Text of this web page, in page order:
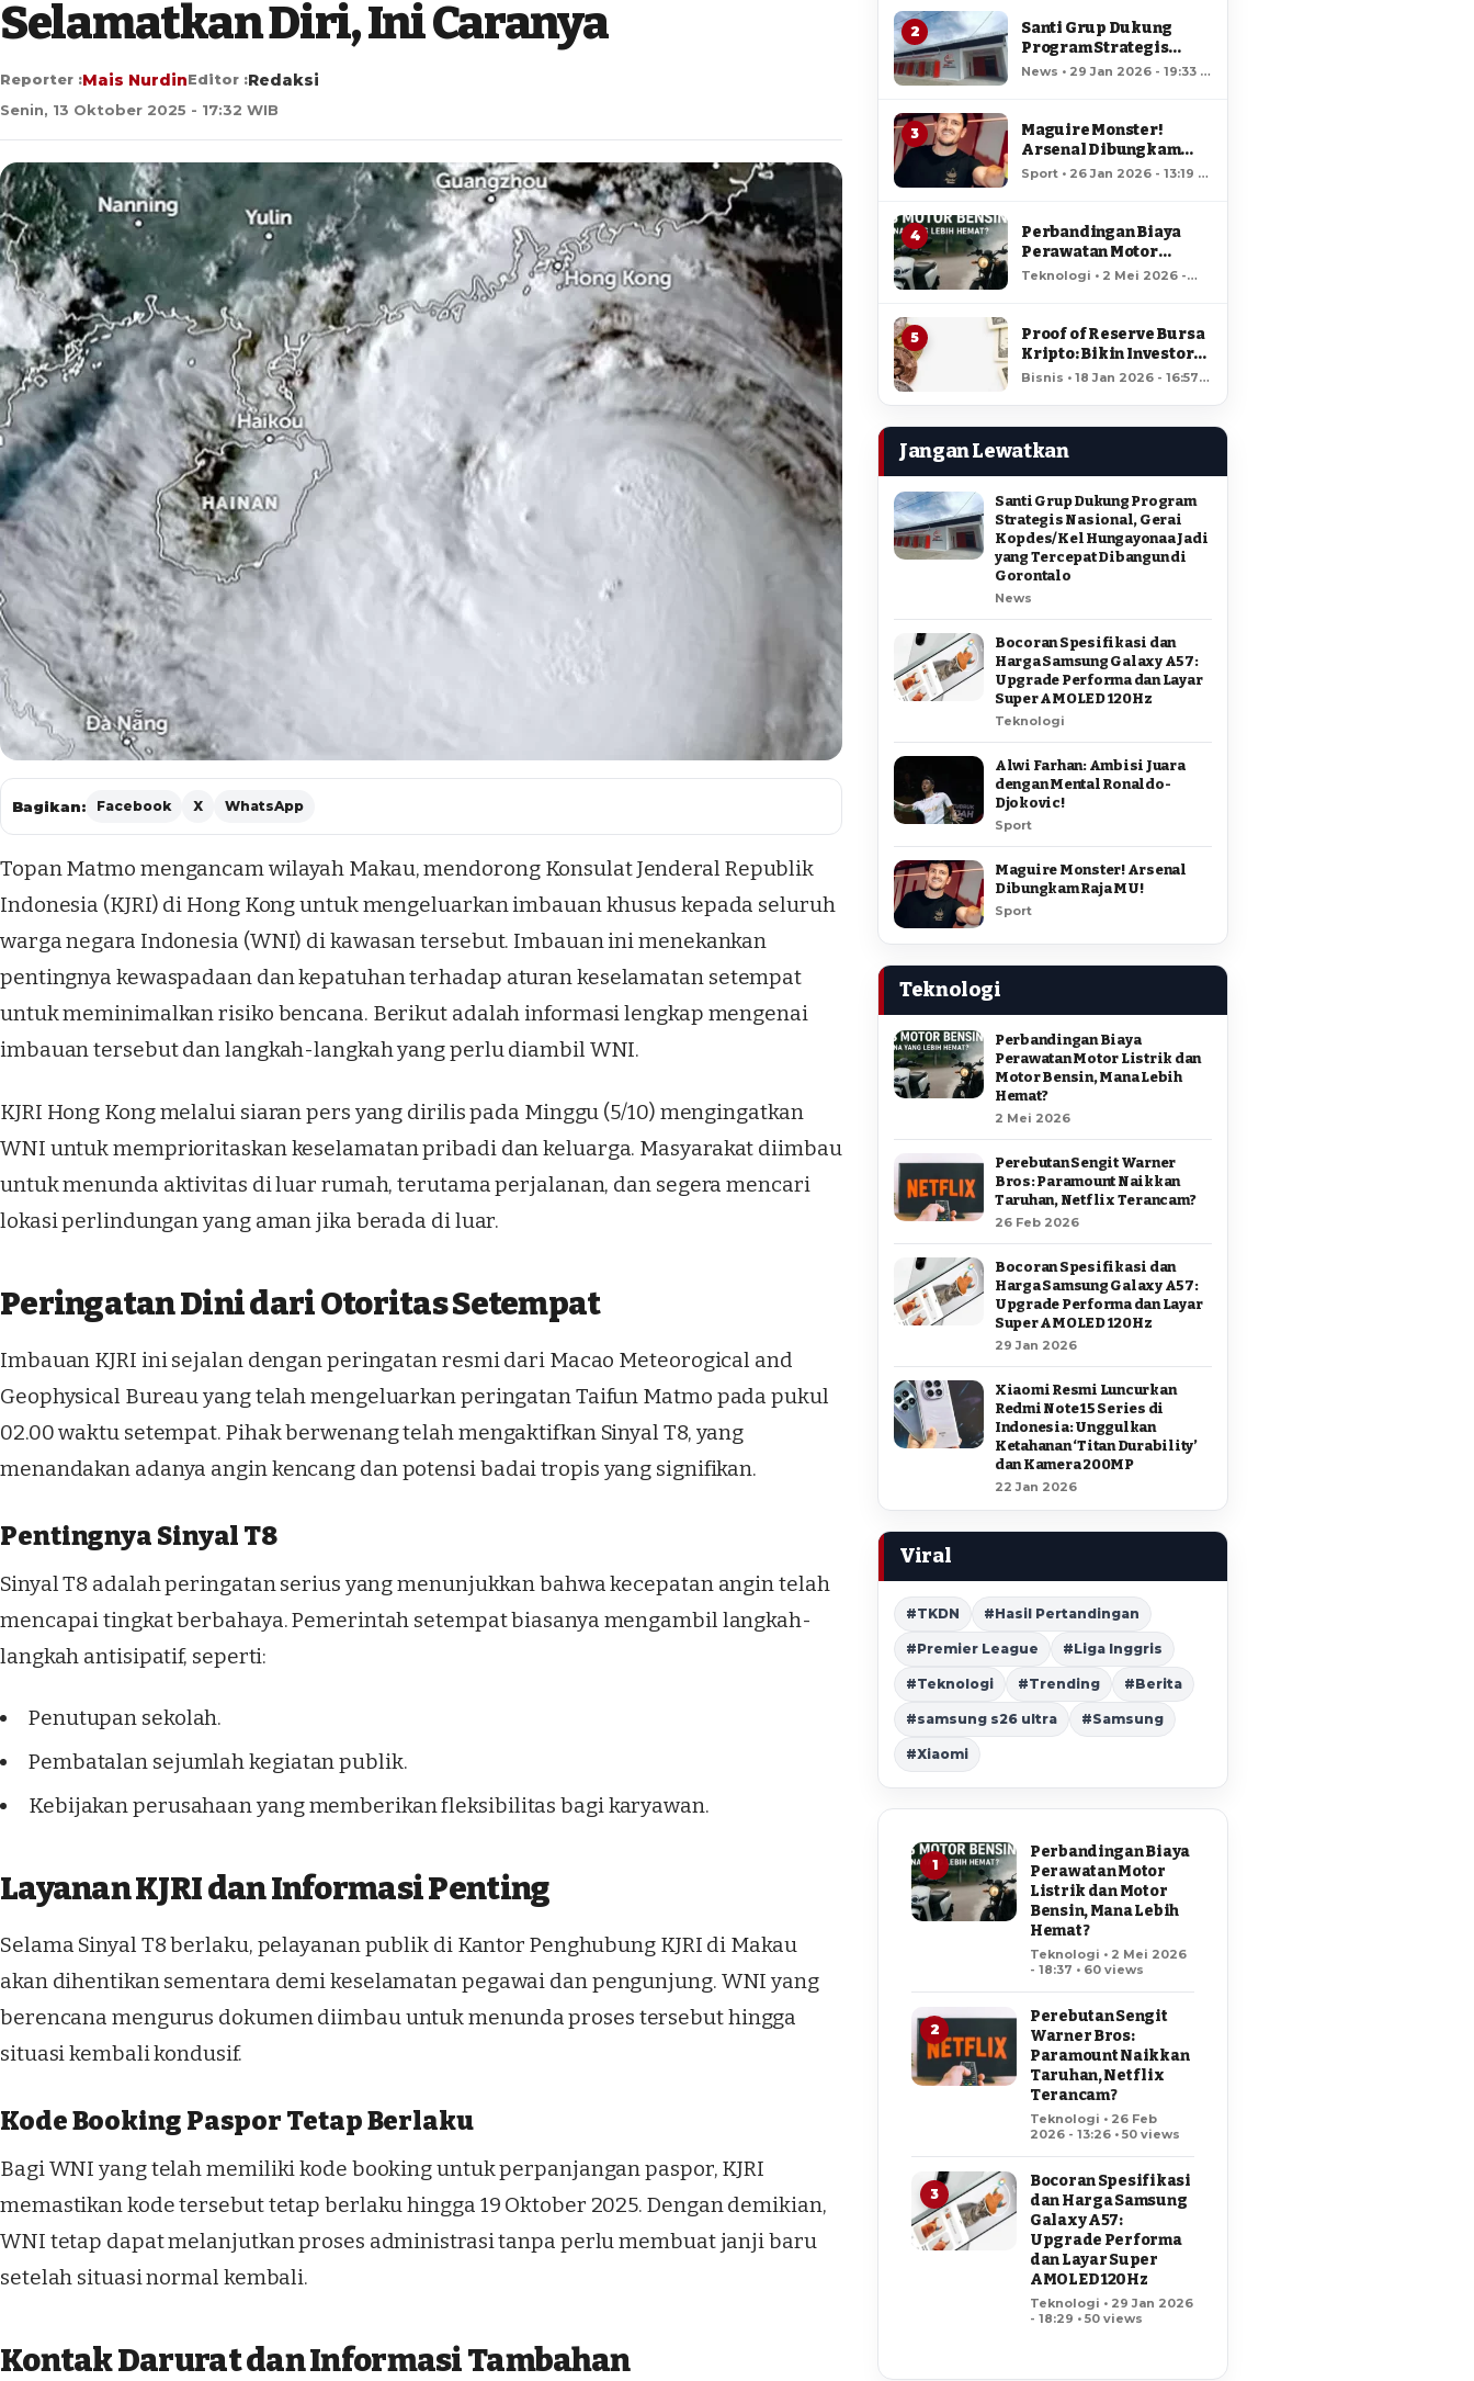
Selamatkan Diri, Ini Caranya
Reporter :Mais NurdinEditor :Redaksi
Senin, 13 Oktober 2025 - 17:32 WIB
Bagikan: Facebook X WhatsApp
Topan Matmo mengancam wilayah Makau, mendorong Konsulat Jenderal Republik
Indonesia (KJRI) di Hong Kong untuk mengeluarkan imbauan khusus kepada seluruh
warga negara Indonesia (WNI) di kawasan tersebut. Imbauan ini menekankan
pentingnya kewaspadaan dan kepatuhan terhadap aturan keselamatan setempat
untuk meminimalkan risiko bencana. Berikut adalah informasi lengkap mengenai
imbauan tersebut dan langkah-langkah yang perlu diambil WNI.
KJRI Hong Kong melalui siaran pers yang dirilis pada Minggu (5/10) mengingatkan
WNI untuk memprioritaskan keselamatan pribadi dan keluarga. Masyarakat diimbau
untuk menunda aktivitas di luar rumah, terutama perjalanan, dan segera mencari
lokasi perlindungan yang aman jika berada di luar.
Peringatan Dini dari Otoritas Setempat
Imbauan KJRI ini sejalan dengan peringatan resmi dari Macao Meteorogical and
Geophysical Bureau yang telah mengeluarkan peringatan Taifun Matmo pada pukul
02.00 waktu setempat. Pihak berwenang telah mengaktifkan Sinyal T8, yang
menandakan adanya angin kencang dan potensi badai tropis yang signifikan.
Pentingnya Sinyal T8
Sinyal T8 adalah peringatan serius yang menunjukkan bahwa kecepatan angin telah
mencapai tingkat berbahaya. Pemerintah setempat biasanya mengambil langkah-
langkah antisipatif, seperti:
Penutupan sekolah.
Pembatalan sejumlah kegiatan publik.
Kebijakan perusahaan yang memberikan fleksibilitas bagi karyawan.
Layanan KJRI dan Informasi Penting
Selama Sinyal T8 berlaku, pelayanan publik di Kantor Penghubung KJRI di Makau
akan dihentikan sementara demi keselamatan pegawai dan pengunjung. WNI yang
berencana mengurus dokumen diimbau untuk menunda proses tersebut hingga
situasi kembali kondusif.
Kode Booking Paspor Tetap Berlaku
Bagi WNI yang telah memiliki kode booking untuk perpanjangan paspor, KJRI
memastikan kode tersebut tetap berlaku hingga 19 Oktober 2025. Dengan demikian,
WNI tetap dapat melanjutkan proses administrasi tanpa perlu membuat janji baru
setelah situasi normal kembali.
Kontak Darurat dan Informasi Tambahan
2
Santi Grup Dukung
Program Strategis
Nasional, Gerai
Tercepat Dibangun di
Gorontalo
News • 29 Jan 2026 - 19:33 •
3
Maguire Monster!
Arsenal Dibungkam
Raja MU!
Sport • 26 Jan 2026 - 13:19 •
4
Perbandingan Biaya
Perawatan Motor
Listrik dan Motor
Teknologi • 2 Mei 2026 -
5
Proof of Reserve Bursa
Kripto: Bikin Investor
Kaya Raya?
Bisnis • 18 Jan 2026 - 16:57 •
Jangan Lewatkan
Santi Grup Dukung Program
Strategis Nasional, Gerai
Kopdes/Kel Hungayonaa Jadi
yang Tercepat Dibangun di
Gorontalo
News
Bocoran Spesifikasi dan
Harga Samsung Galaxy A57:
Upgrade Performa dan Layar
Super AMOLED 120Hz
Teknologi
Alwi Farhan: Ambisi Juara
dengan Mental Ronaldo-
Djokovic!
Sport
Maguire Monster! Arsenal
Dibungkam Raja MU!
Sport
Teknologi
Perbandingan Biaya
Perawatan Motor Listrik dan
Motor Bensin, Mana Lebih
Hemat?
2 Mei 2026
Perebutan Sengit Warner
Bros: Paramount Naikkan
Taruhan, Netflix Terancam?
26 Feb 2026
Bocoran Spesifikasi dan
Harga Samsung Galaxy A57:
Upgrade Performa dan Layar
Super AMOLED 120Hz
29 Jan 2026
Xiaomi Resmi Luncurkan
Redmi Note 15 Series di
Indonesia: Unggulkan
Ketahanan ‘Titan Durability’
dan Kamera 200MP
22 Jan 2026
Viral
#TKDN #Hasil Pertandingan
#Premier League #Liga Inggris
#Teknologi #Trending #Berita
#samsung s26 ultra #Samsung
#Xiaomi
1
Perbandingan Biaya
Perawatan Motor
Listrik dan Motor
Bensin, Mana Lebih
Hemat?
Teknologi • 2 Mei 2026
- 18:37 • 60 views
2
Perebutan Sengit
Warner Bros:
Paramount Naikkan
Taruhan, Netflix
Terancam?
Teknologi • 26 Feb
2026 - 13:26 • 50 views
3
Bocoran Spesifikasi
dan Harga Samsung
Galaxy A57:
Upgrade Performa
dan Layar Super
AMOLED 120Hz
Teknologi • 29 Jan 2026
- 18:29 • 50 views